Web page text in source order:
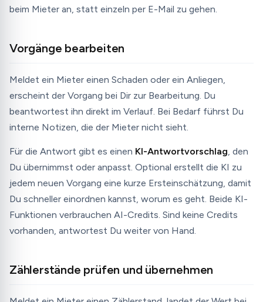
beim Mieter an, statt einzeln per E-Mail zu gehen.
Vorgänge bearbeiten
Meldet ein Mieter einen Schaden oder ein Anliegen,
erscheint der Vorgang bei Dir zur Bearbeitung. Du
beantwortest ihn direkt im Verlauf. Bei Bedarf führst Du
interne Notizen, die der Mieter nicht sieht.
Für die Antwort gibt es einen KI-Antwortvorschlag , den
Du übernimmst oder anpasst. Optional erstellt die KI zu
jedem neuen Vorgang eine kurze Ersteinschätzung, damit
Du schneller einordnen kannst, worum es geht. Beide KI-
Funktionen verbrauchen AI-Credits. Sind keine Credits
vorhanden, antwortest Du weiter von Hand.
Zählerstände prüfen und übernehmen